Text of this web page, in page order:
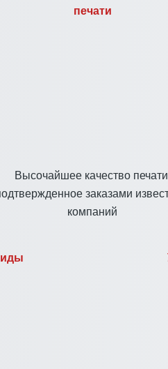
печати
Высочайшее качество
заказами
компаний